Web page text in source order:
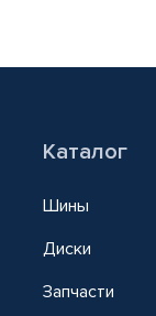
Каталог
Шины
Диски
Запчасти